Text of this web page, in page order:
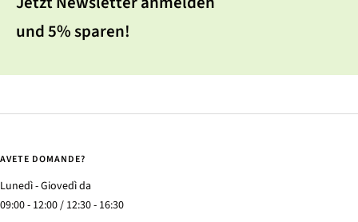
und 5% sparen!
AVETE DOMANDE?
Lunedì - Giovedì da
09:00 - 12:00 / 12:30 - 16:30